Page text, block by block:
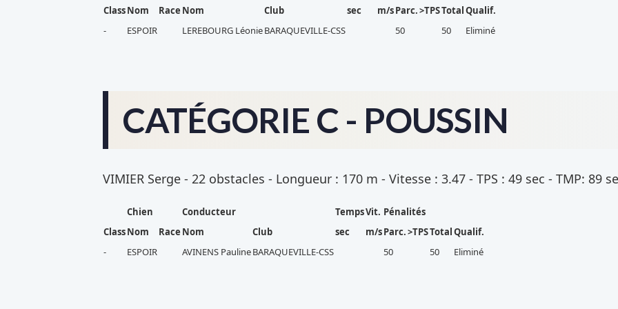
ClassNom Race Nom Club sec m/sParc.>TPSTotalQualif.
-
ESPOIR LEREBOURG LéonieBARAQUEVILLE-CSS 50 50 Eliminé
CATÉGORIE C - POUSSIN
VIMIER Serge - 22 obstacles - Longueur : 170 m - Vitesse : 3.47 - TPS : 49 sec - TMP: 89
Chien Conducteur TempsVit. Pénalités
ClassNom Race Nom Club sec m/sParc.>TPSTotalQualif.
-
ESPOIR AVINENS PaulineBARAQUEVILLE-CSS 50 50 Eliminé